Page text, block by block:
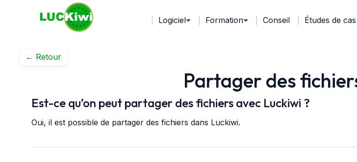
Logiciel Formation Conseil Études de cas
← Retour
Partager des
Est-ce qu’on peut partager des fichiers avec Luckiwi ?
Oui, il est possible de partager des fichiers dans Luckiwi.